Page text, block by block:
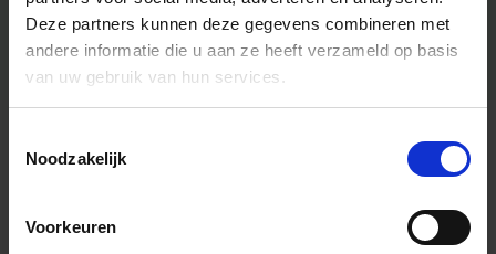
Deze partners kunnen deze gegevens combineren met
andere informatie die u aan ze heeft verzameld op basis
van uw gebruik van hun services.
Noodzakelijk
Voorkeuren
Algemene informatie